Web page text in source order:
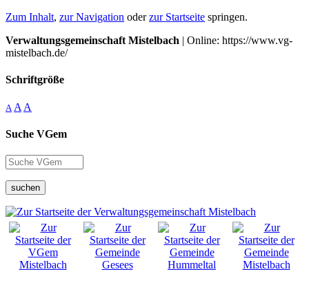
Zum Inhalt, zur Navigation oderzur Startseite springen.
Verwaltungsgemeinschaft Mistelbach | Online: https://www.vg-
mistelbach.de/
Schriftgröße
A A A
Suche VGem
suchen